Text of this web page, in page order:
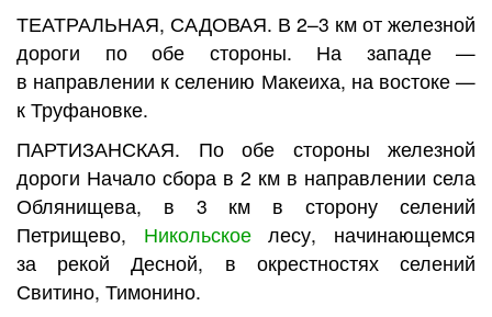
ТЕАТРАЛЬНАЯ, САДОВАЯ. В 2–3 км от железной
дороги по обе стороны. На западе —
в направлении к селению Макеиха, на востоке —
к Труфановке.
ПАРТИЗАНСКАЯ. По обе стороны железной
дороги Начало сбора в 2 км в направлении села
Облянищева, в 3 км в сторону селений
Петрищево, Никольскоелесу, начинающемся
за рекой Десной, в окрестностях селений
Свитино, Тимонино.